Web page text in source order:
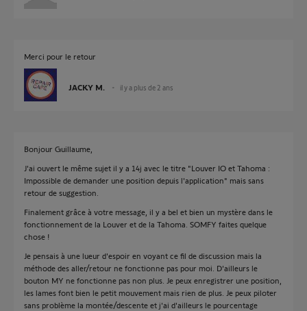
Merci pour le retour
JACKY M. il y a plus de 2 ans
Bonjour Guillaume,
J'ai ouvert le même sujet il y a 14j avec le titre "Louver IO et Tahoma :
Impossible de demander une position depuis l'application" mais sans
retour de suggestion.
Finalement grâce à votre message, il y a bel et bien un mystère dans le
fonctionnement de la Louver et de la Tahoma. SOMFY faites quelque
chose !
Je pensais à une lueur d'espoir en voyant ce fil de discussion mais la
méthode des aller/retour ne fonctionne pas pour moi. D'ailleurs le
bouton MY ne fonctionne pas non plus. Je peux enregistrer une position,
les lames font bien le petit mouvement mais rien de plus. Je peux piloter
sans problème la montée/descente et j'ai d'ailleurs le pourcentage